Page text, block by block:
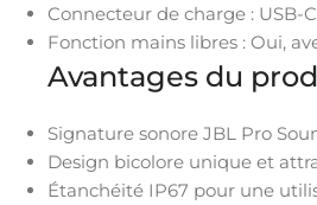
Connecteur de charge : USB-C
Fonction mains libres : Oui,
Avantages du
Signature sonore JBL Pro
Design bicolore unique et
Étanchéité IP67 pour une